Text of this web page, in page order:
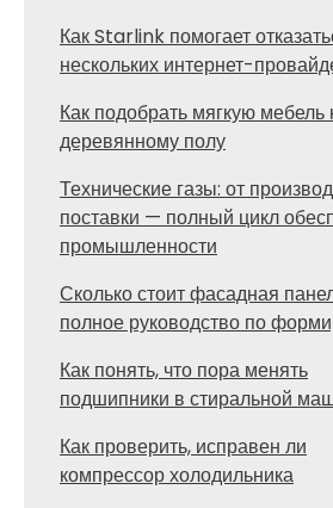
Как Starlink помогает
нескольких интернет-
Как подобрать мягкую мебель
деревянному полу
Технические газы: от
поставки — полный цикл
промышленности
Сколько стоит фасадная
полное руководство по
Как понять, что пора менять
подшипники в стиральной
Как проверить, исправен ли
компрессор холодильника